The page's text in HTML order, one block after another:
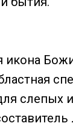
икона
слепых